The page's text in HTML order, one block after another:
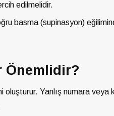
edilmelidir.
basma (supinasyon)
Önemlidir?
oluşturur. Yanlış numara veya